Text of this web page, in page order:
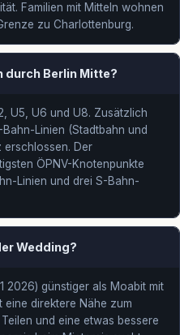
Familien mit Mitteln wohnen
zu Charlottenburg.
durch Berlin Mitte?
U5, U6 und U8. Zusätzlich
Linien (Stadtbahn und
erschlossen. Der
ÖPNV-Knotenpunkte
Linien und drei S-Bahn-
Wedding?
2026) günstiger als Moabit mit
eine direktere Nähe zum
und eine etwas bessere